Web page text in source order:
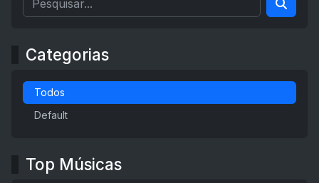
Categorias
Todos
Default
Top Músicas